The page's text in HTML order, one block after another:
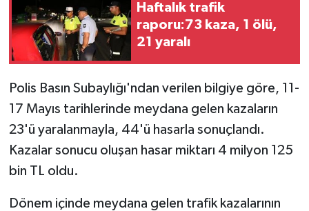
Haftalık trafik
raporu:73 kaza, 1 ölü,
21 yaralı
Polis Basın Subaylığı'ndan verilen bilgiye göre, 11-
17 Mayıs tarihlerinde meydana gelen kazaların
23'ü yaralanmayla, 44'ü hasarla sonuçlandı.
Kazalar sonucu oluşan hasar miktarı 4 milyon 125
bin TL oldu.
Dönem içinde meydana gelen trafik kazalarının
LEFKOŞA
MAGAZİN
Nöbetçi Eczaneler
ÖZEL HABER
SİYASET